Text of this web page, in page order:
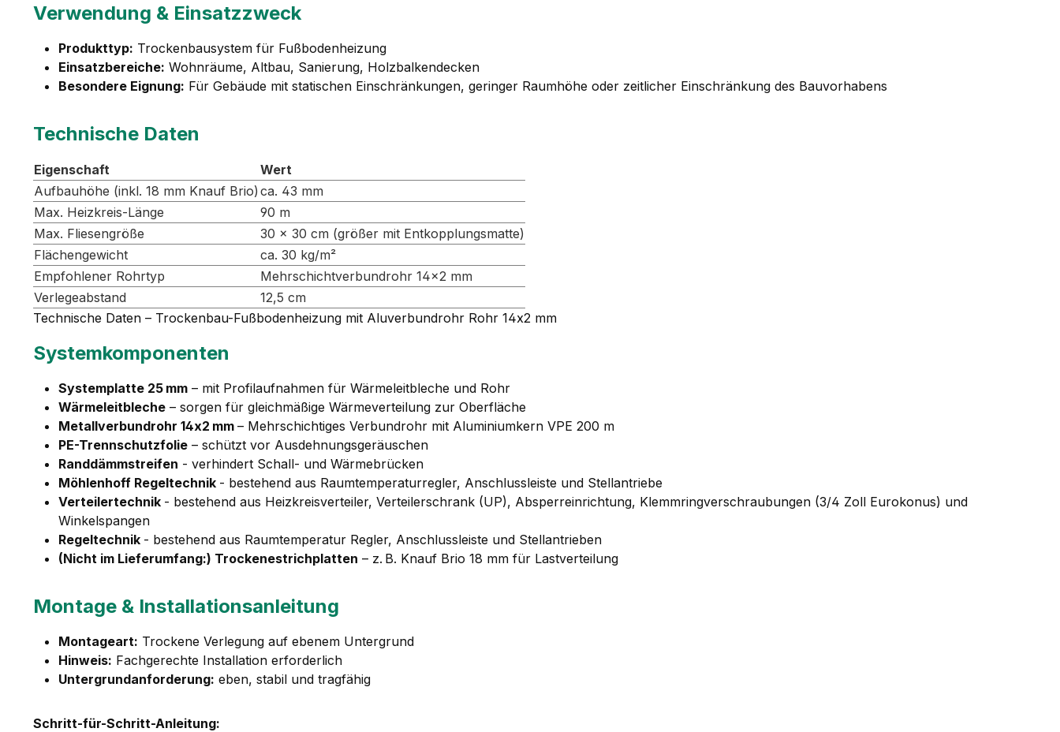
Verwendung & Einsatzzweck
Produkttyp: Trockenbausystem für Fußbodenheizung
Einsatzbereiche: Wohnräume, Altbau, Sanierung, Holzbalkendecken
Besondere Eignung: Für Gebäude mit statischen Einschränkungen, geringer Raumhöhe oder zeitlicher Einschränkung des Bauvorhabens
Technische Daten
Eigenschaft
Wert
Aufbauhöhe (inkl. 18 mm Knauf Brio) ca. 43 mm
Max. Heizkreis-Länge
90 m
Max. Fliesengröße
30 × 30 cm (größer mit Entkopplungsmatte)
Flächengewicht
ca. 30 kg/m²
Empfohlener Rohrtyp
Mehrschichtverbundrohr 14×2 mm
Verlegeabstand
12,5 cm
Technische Daten – Trockenbau-Fußbodenheizung mit Aluverbundrohr Rohr 14x2 mm
Systemkomponenten
Systemplatte 25 mm – mit Profilaufnahmen für Wärmeleitbleche und Rohr
Wärmeleitbleche – sorgen für gleichmäßige Wärmeverteilung zur Oberfläche
Metallverbundrohr 14x2 mm – Mehrschichtiges Verbundrohr mit Aluminiumkern VPE 200 m
PE-Trennschutzfolie – schützt vor Ausdehnungsgeräuschen
Randdämmstreifen - verhindert Schall- und Wärmebrücken
Möhlenhoff Regeltechnik - bestehend aus Raumtemperaturregler, Anschlussleiste und Stellantriebe
Verteilertechnik - bestehend aus Heizkreisverteiler, Verteilerschrank (UP), Absperreinrichtung, Klemmringverschraubungen (3/4 Zoll Eurokonus) und
Winkelspangen
Regeltechnik - bestehend aus Raumtemperatur Regler, Anschlussleiste und Stellantrieben
(Nicht im Lieferumfang:) Trockenestrichplatten – z. B. Knauf Brio 18 mm für Lastverteilung
Montage & Installationsanleitung
Montageart: Trockene Verlegung auf ebenem Untergrund
Hinweis: Fachgerechte Installation erforderlich
Untergrundanforderung: eben, stabil und tragfähig
Schritt-für-Schritt-Anleitung: